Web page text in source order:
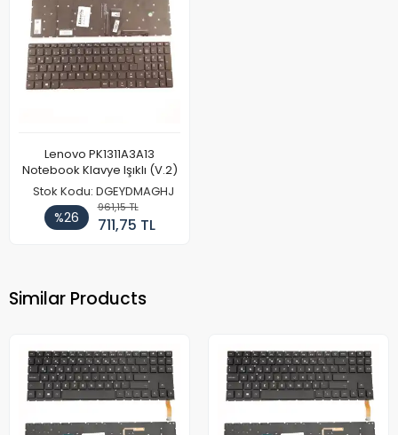
Lenovo PK1311A3A13
Notebook Klavye Işıklı (V.2)
Stok Kodu: DGEYDMAGHJ
%26
961,15 TL
711,75 TL
Similar Products